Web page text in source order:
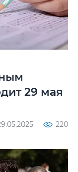
29 мая
220